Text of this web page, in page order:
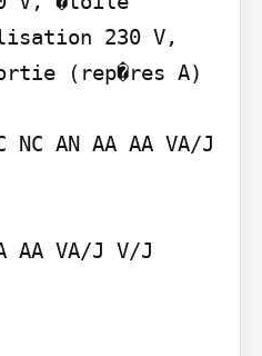
230 V,
(rep�res A)
NC AN AA AA VA/J
AA VA/J V/J